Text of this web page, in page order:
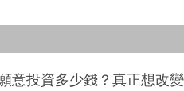
意投資多少錢？真正想改變